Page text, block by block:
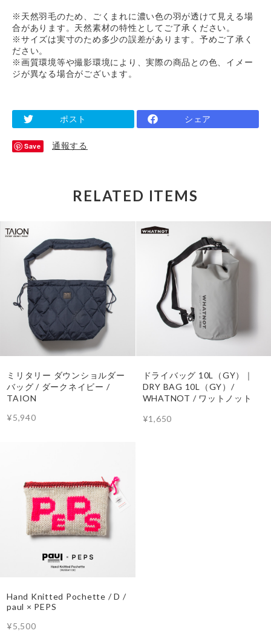
※天然羽毛のため、ごくまれに濃い色の羽が透けて見える場
合があります。天然素材の特性としてご了承ください。
※サイズは実寸のため多少の誤差があります。予めご了承く
ださい。
※画質環境等や撮影環境により、実際の商品との色、イメー
ジが異なる場合がございます。
ポスト シェア
Save 通報する
RELATED ITEMS
ミリタリー ダウンショルダー
バッグ / ダークネイビー /
TAION
¥5,940
ドライバッグ 10L（GY）｜
DRY BAG 10L（GY）/
WHATNOT / ワットノット
¥1,650
Hand Knitted Pochette / D /
paul × PEPS
¥5,500